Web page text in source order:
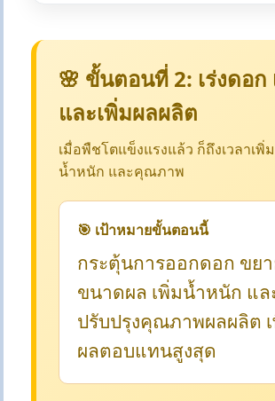
🌸 ขั้นตอนที่ 2: เร่งดอก
และเพิ่มผลผลิต
เมื่อพืชโตแข็งแรงแล้ว ก็ถึงเวลาเพิ่
น้ำหนัก และคุณภาพ
🎯 เป้าหมายขั้นตอนนี้
กระตุ้นการออกดอก ขย
ขนาดผล เพิ่มน้ำหนัก แล
ปรับปรุงคุณภาพผลผลิต
ผลตอบแทนสูงสุด